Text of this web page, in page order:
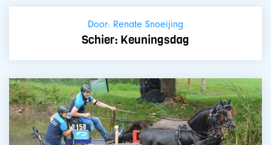
Door: Renate Snoeijing
Schier: Keuningsdag